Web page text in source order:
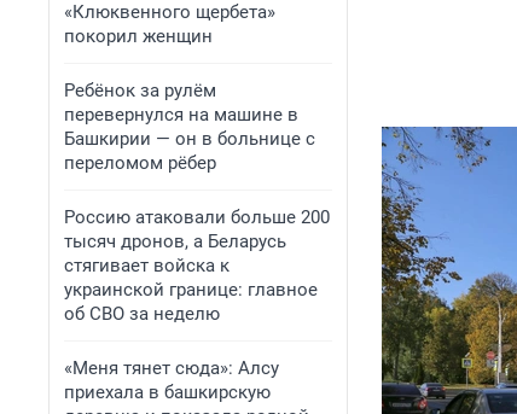
«Клюквенного щербета»
покорил женщин
Ребёнок за рулём
перевернулся на машине в
Башкирии — он в больнице с
переломом рёбер
Россию атаковали больше 200
тысяч дронов, а Беларусь
стягивает войска к
украинской границе: главное
об СВО за неделю
«Меня тянет сюда»: Алсу
приехала в башкирскую